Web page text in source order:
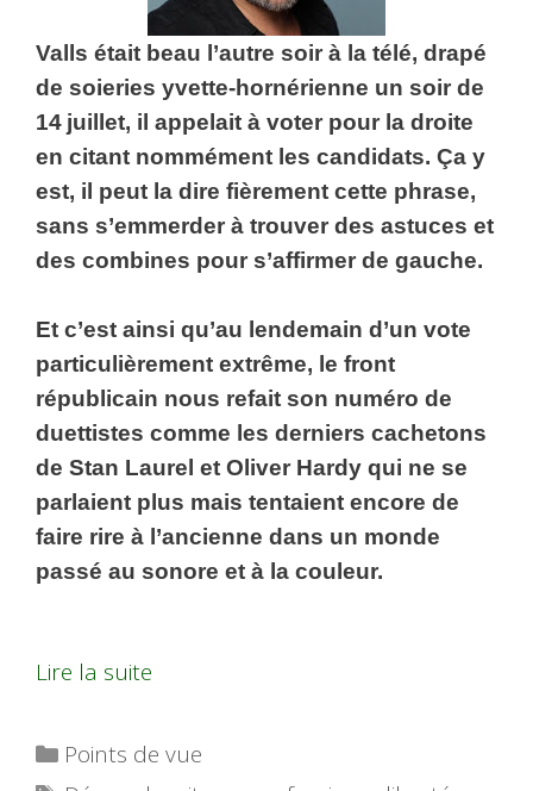
Valls était beau l’autre soir à la télé, drapé
de soieries yvette-hornérienne un soir de
14 juillet, il appelait à voter pour la droite
en citant nommément les candidats. Ça y
est, il peut la dire fièrement cette phrase,
sans s’emmerder à trouver des astuces et
des combines pour s’affirmer de gauche.
Et c’est ainsi qu’au lendemain d’un vote
particulièrement extrême, le front
républicain nous refait son numéro de
duettistes comme les derniers cachetons
de Stan Laurel et Oliver Hardy qui ne se
parlaient plus mais tentaient encore de
faire rire à l’ancienne dans un monde
passé au sonore et à la couleur.
Lire la suite
Catégories
Points de vue